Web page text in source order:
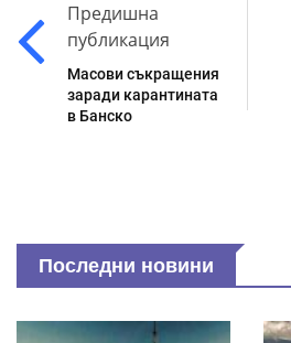
Предишна
публикация
Масови съкращения
заради карантината
в Банско
Последни новини